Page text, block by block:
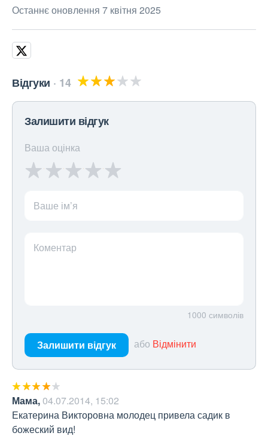
Останнє оновлення 7 квітня 2025
Відгуки 14
Залишити відгук
Ваша оцінка
Ваше ім’я
Коментар
1000 символів
Залишити відгук або Відмінити
Мама,04.07.2014, 15:02
Екатерина Викторовна молодец привела садик в
божеский вид!